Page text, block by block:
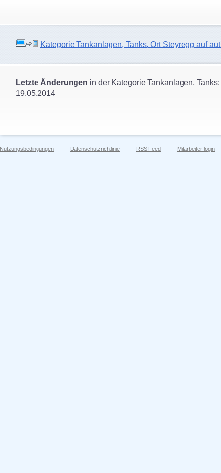
Kategorie Tankanlagen, Tanks, Ort Steyregg auf
Letzte Änderungen in der Kategorie Tankanlagen, Tanks:
19.05.2014
Nutzungsbedingungen Datenschutzrichtlinie RSS Feed Mitarbeiter login